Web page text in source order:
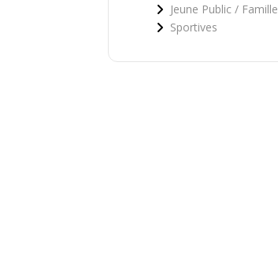
Jeune Public / Famille
Sportives